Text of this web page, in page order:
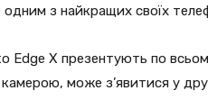
з найкращих своїх
Edge X презентують по
може з’явитися у